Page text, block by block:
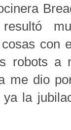
con
robots
me dio
la